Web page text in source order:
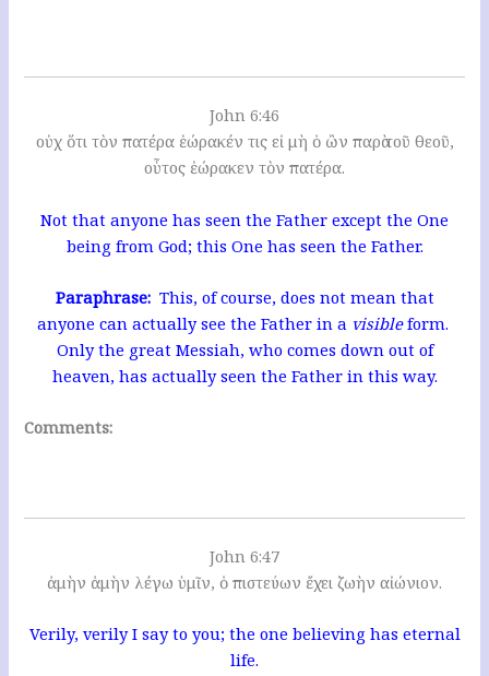
John 6:46
οὐχ ὅτι τὸν πατέρα ἑώρακέν τις εἰ μὴ ὁ ὢν παρὰ τοῦ θεοῦ,
οὗτος ἑώρακεν τὸν πατέρα.
Not that anyone has seen the Father except the One
being from God; this One has seen the Father.
Paraphrase:This, of course, does not mean that
anyone can actually see the Father in a visibleform.
Only the great Messiah, who comes down out of
heaven, has actually seen the Father in this way.
Comments:
John 6:47
ἀμὴν ἀμὴν λέγω ὑμῖν, ὁ πιστεύων ἔχει ζωὴν αἰώνιον.
Verily, verily I say to you; the one believing has eternal
life.